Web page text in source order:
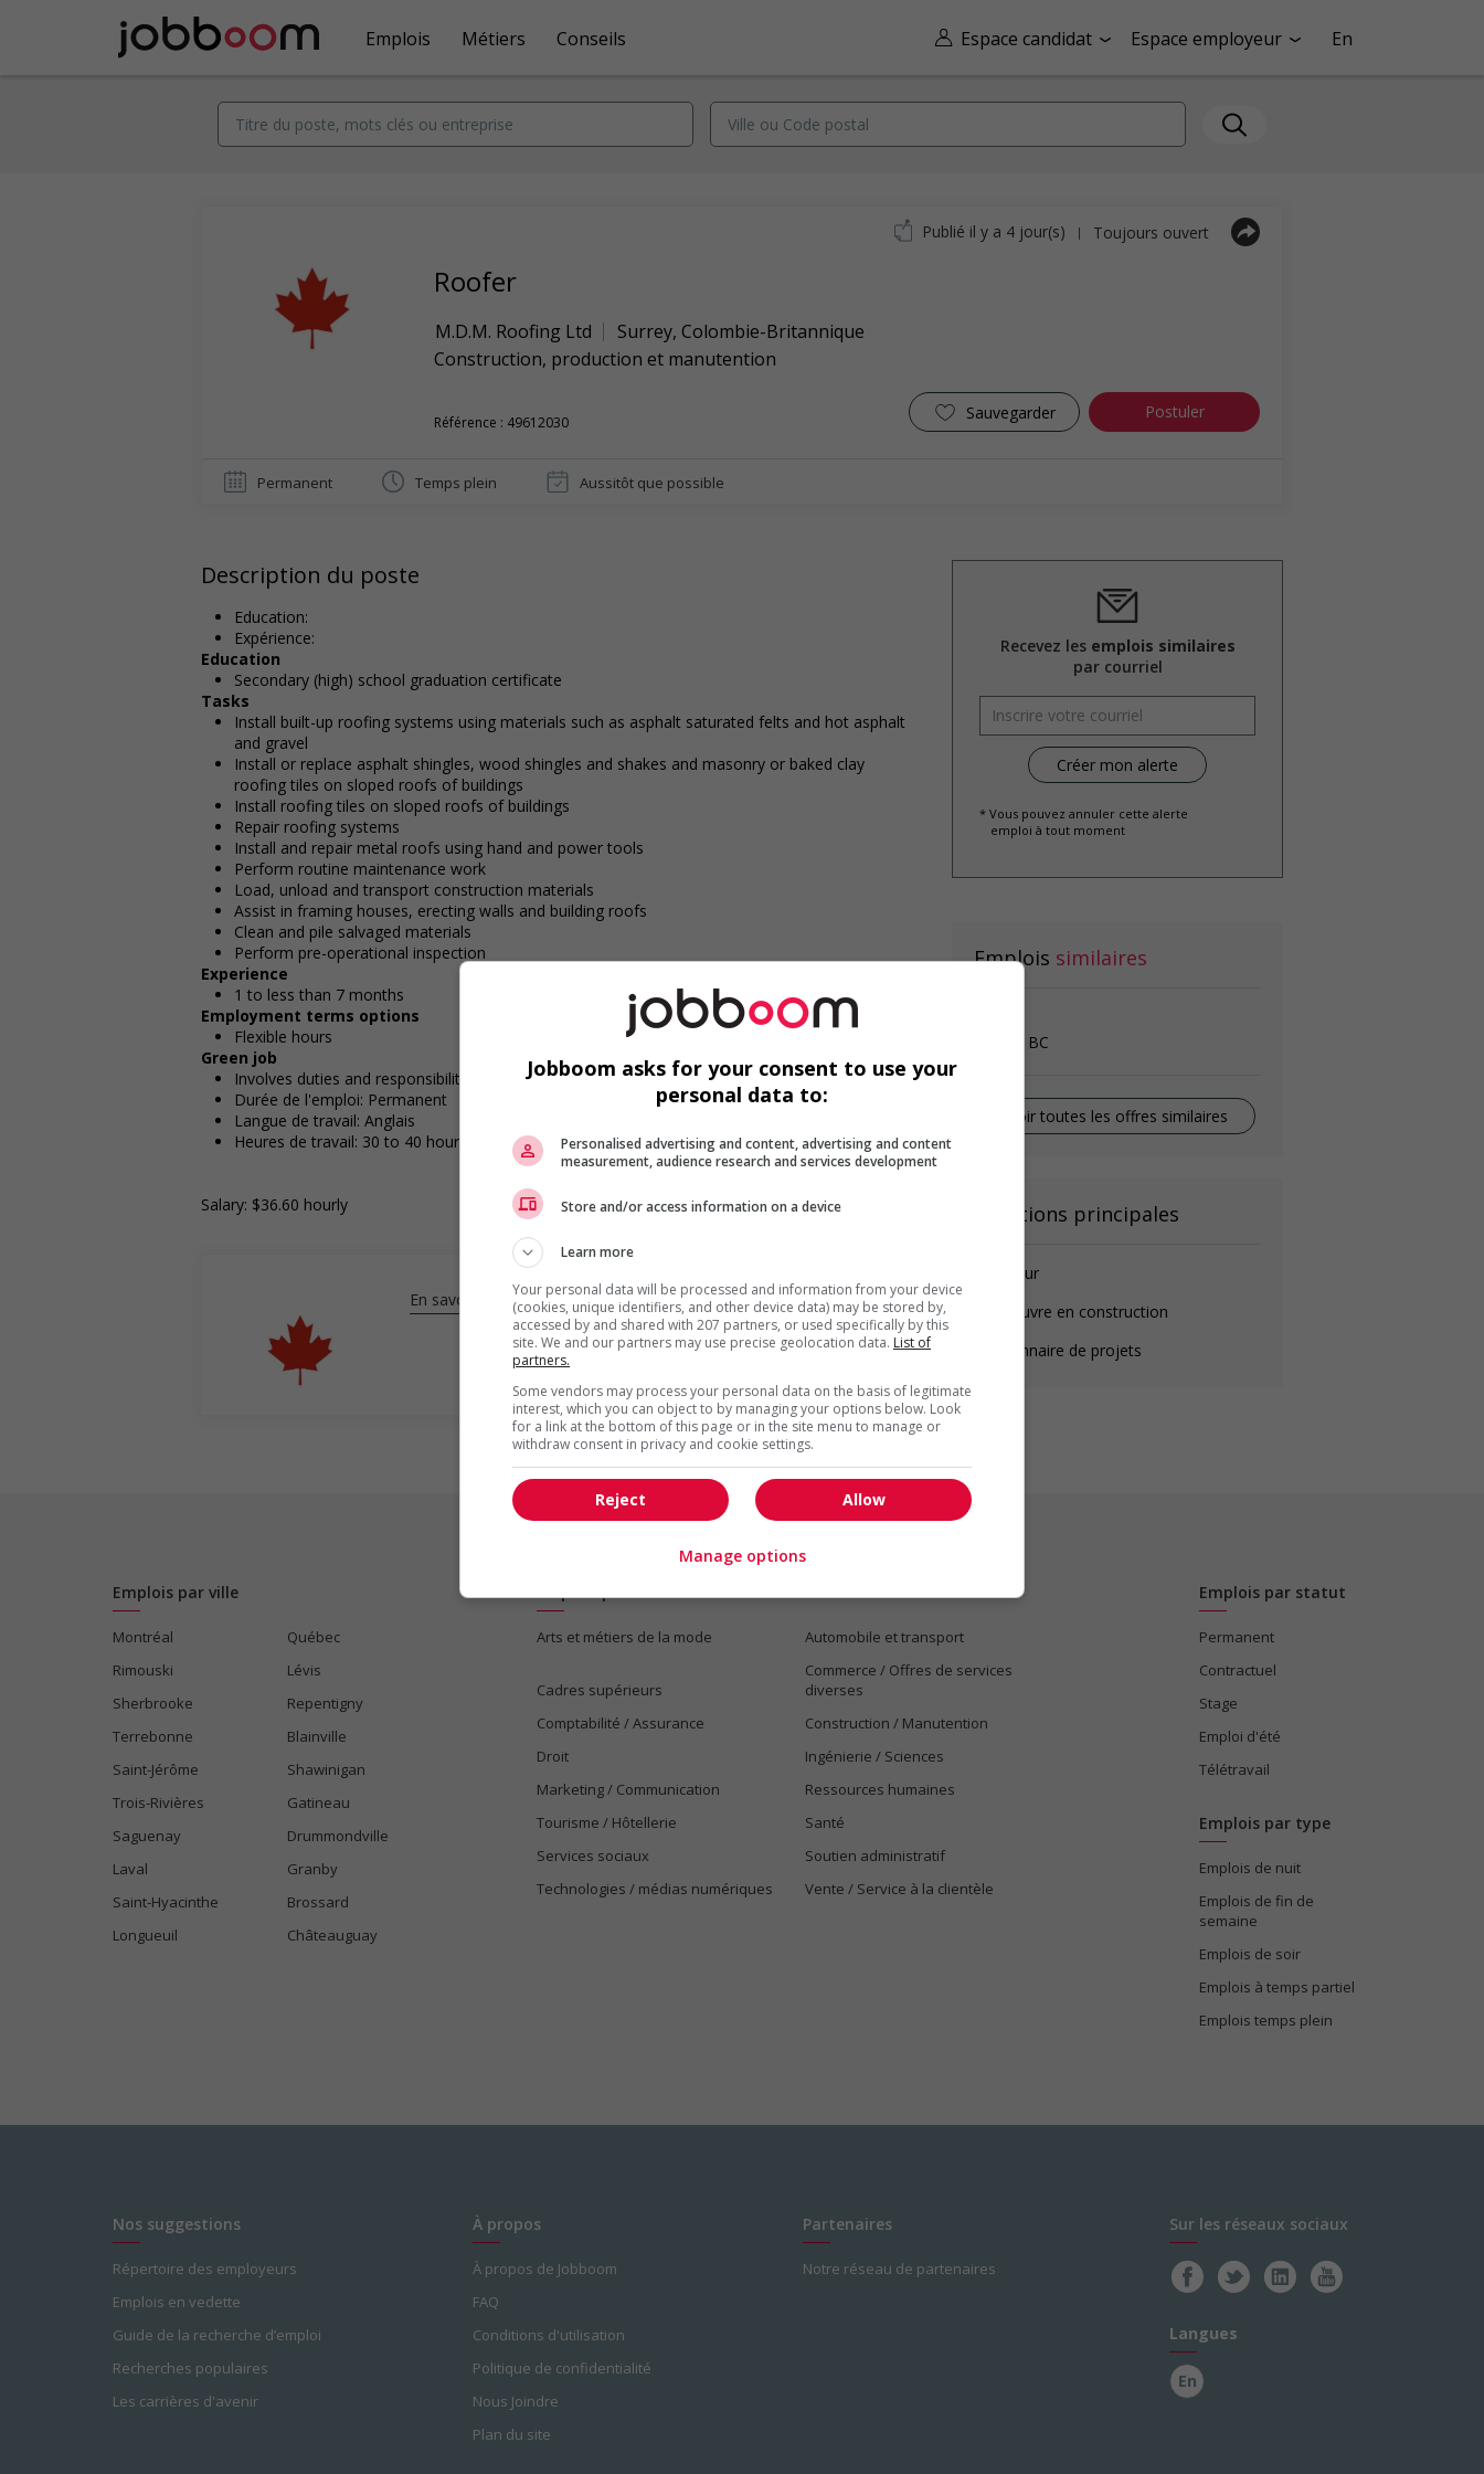
Espace candidat Espace employeur En
Emplois Métiers Conseils
Roofer
M.D.M. Roofing Ltd Surrey, Colombie-Britannique
Construction, production et manutention
Référence : 49612030 Sauvegarder Postuler
Publié il y a 4 jour(s) | Toujours ouvert
Permanent Temps plein Aussitôt que possible
Description du poste
Education:
Expérience:
Education
Secondary (high) school graduation certificate
Tasks
Install built-up roofing systems using materials such as asphalt saturated felts and hot asphalt
and gravel
Install or replace asphalt shingles, wood shingles and shakes and masonry or baked clay
roofing tiles on sloped roofs of buildings
Install roofing tiles on sloped roofs of buildings
Repair roofing systems
Install and repair metal roofs using hand and power tools
Perform routine maintenance work
Load, unload and transport construction materials
Assist in framing houses, erecting walls and building roofs
Clean and pile salvaged materials
Perform pre-operational inspection
Experience
1 to less than 7 months
Employment terms options
Flexible hours
Green job
Involves duties and responsibilities that lead to positive environmental outcomes
Durée de l'emploi: Permanent
Langue de travail: Anglais
Heures de travail: 30 to 40 hours per week
Salary: $36.60 hourly
En savoir plus
Recevez les emplois similaires
par courriel
* Vous pouvez annuler cette alerte
emploi à tout moment
Emplois similaires
Surrey, BC
Voir toutes les offres similaires
Fonctions principales
Couvreur
Manœuvre en construction
Gestionnaire de projets
Emplois par ville
Montréal
Québec
Rimouski
Lévis
Sherbrooke
Repentigny
Terrebonne
Blainville
Saint-Jérôme
Shawinigan
Trois-Rivières
Gatineau
Saguenay
Drummondville
Laval
Granby
Saint-Hyacinthe
Brossard
Longueuil
Châteauguay
Arts et métiers de la mode Automobile et transport
Cadres supérieurs
Commerce / Offres de services
diverses
Comptabilité / Assurance
Construction / Manutention
Droit
Ingénierie / Sciences
Marketing / Communication
Ressources humaines
Tourisme / Hôtellerie
Santé
Services sociaux
Soutien administratif
Technologies / médias numériques
Vente / Service à la clientèle
Emplois par statut
Permanent
Contractuel
Stage
Emploi d'été
Télétravail
Emplois par type
Emplois de nuit
Emplois de fin de
semaine
Emplois de soir
Emplois à temps partiel
Emplois temps plein
Nos suggestions
Répertoire des employeurs
Emplois en vedette
Guide de la recherche d’emploi
Recherches populaires
Les carrières d'avenir
À propos
À propos de Jobboom
FAQ
Conditions d'utilisation
Politique de confidentialité
Nous Joindre
Plan du site
Partenaires
Notre réseau de partenaires
Sur les réseaux sociaux
Langues
En
Jobboom asks for your consent to use your
personal data to:
Personalised advertising and content, advertising and content
measurement, audience research and services development
Store and/or access information on a device
Learn more
Your personal data will be processed and information from your device
(cookies, unique identifiers, and other device data) may be stored by,
accessed by and shared with 207 partners, or used specifically by this
site. We and our partners may use precise geolocation data. List of
partners.
Some vendors may process your personal data on the basis of legitimate
interest, which you can object to by managing your options below. Look
for a link at the bottom of this page or in the site menu to manage or
withdraw consent in privacy and cookie settings.
Allow
Reject
Manage options